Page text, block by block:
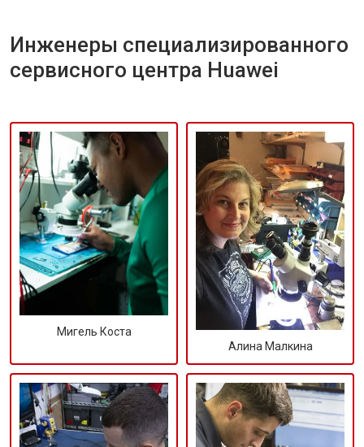
Инженеры специализированного
сервисного центра Huawei
Мигель Коста
Алина Малкина